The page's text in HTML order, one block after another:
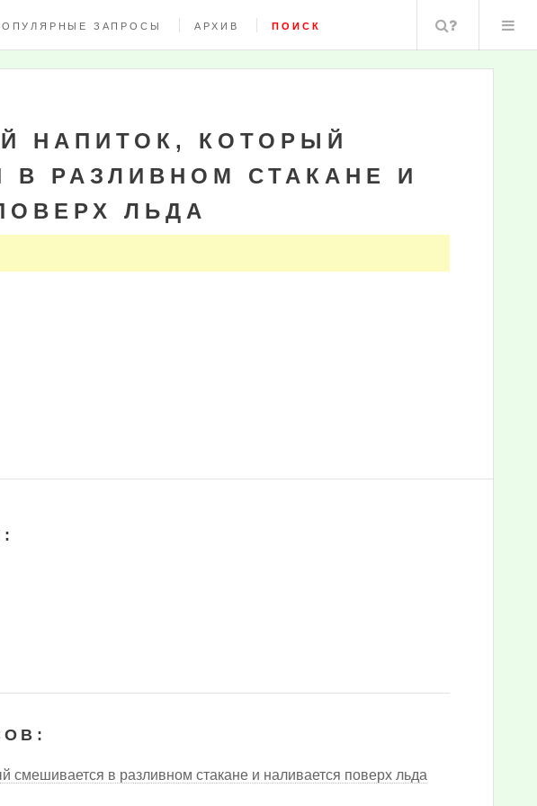
ЗАПРОСЫ АРХИВ ПОИСК Поиск
НАПИТОК, КОТОРЫЙ
В РАЗЛИВНОМ СТАКАНЕ И
ЛЬДА
смешивается в разливном стакане и наливается поверх льда